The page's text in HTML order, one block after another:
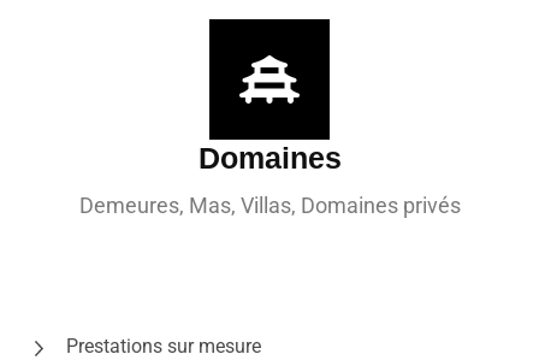
Domaines
Demeures, Mas, Villas, Domaines privés
Prestations sur mesure